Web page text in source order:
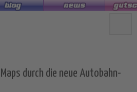
durch die neue Autobahn-